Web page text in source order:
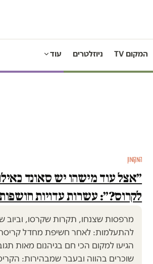
המקום TV ניוזלטרים עוד
המקומון
״אצל עוד מישהו יש סאונד
לקרוס?״: עשרות עדויות
מרפסות שצנחו, תקרות שקרסו, וביוב
הגיעו למקום הכי חם בגיהנום מאות
שוכרים בהווה ובעבר שמבהירות: